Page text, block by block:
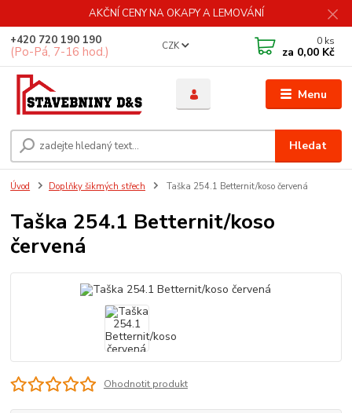
AKČNÍ CENY NA OKAPY A LEMOVÁNÍ
Menu
CZK
Hledat
+420 720 190 190
(Po-Pá, 7-16 hod.)
0 ks
za 0,00 Kč
Úvod Doplňky šikmých střech Taška 254.1 Betternit/koso červená
Taška 254.1 Betternit/koso
červená
Ohodnotit produkt